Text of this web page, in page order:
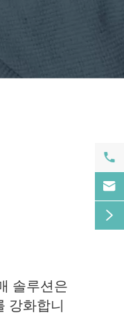
솔루션은
강화합니


